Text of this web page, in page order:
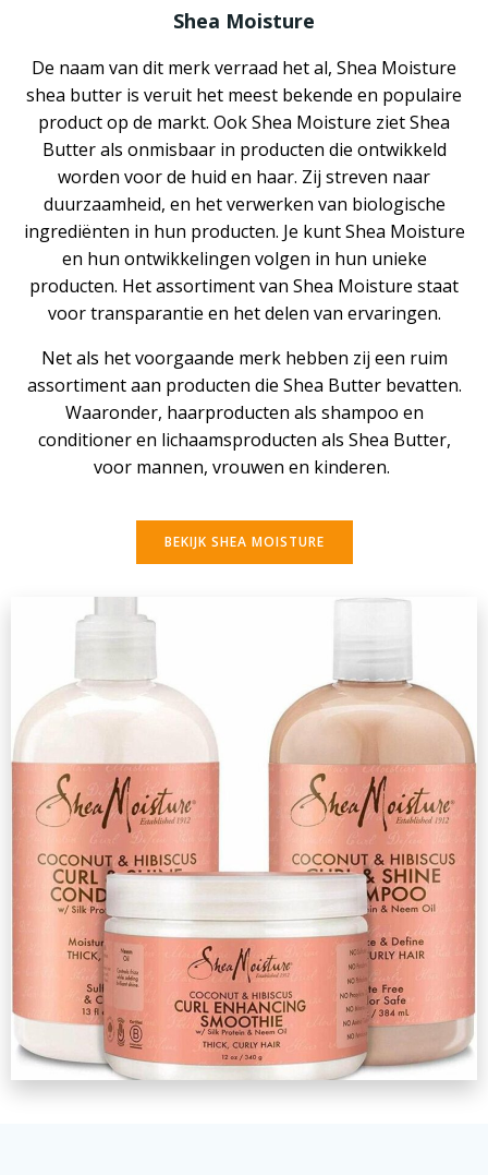
Shea Moisture
De naam van dit merk verraad het al, Shea Moisture
shea butter is veruit het meest bekende en populaire
product op de markt. Ook Shea Moisture ziet Shea
Butter als onmisbaar in producten die ontwikkeld
worden voor de huid en haar. Zij streven naar
duurzaamheid, en het verwerken van biologische
ingrediënten in hun producten. Je kunt Shea Moisture
en hun ontwikkelingen volgen in hun unieke
producten. Het assortiment van Shea Moisture staat
voor transparantie en het delen van ervaringen.
Net als het voorgaande merk hebben zij een ruim
assortiment aan producten die Shea Butter bevatten.
Waaronder, haarproducten als shampoo en
conditioner en lichaamsproducten als Shea Butter,
voor mannen, vrouwen en kinderen.
BEKIJK SHEA MOISTURE